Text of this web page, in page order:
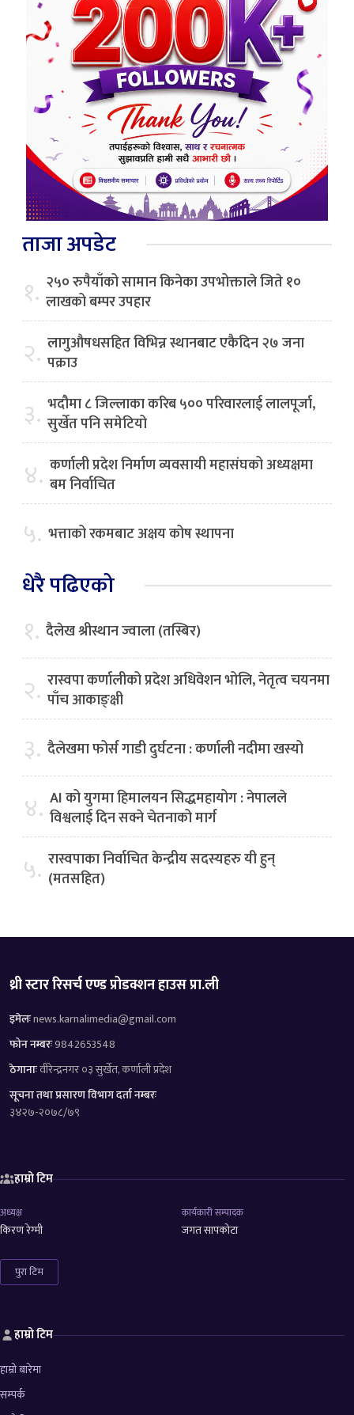
ताजा अपडेट
१. २५० रुपैयाँको सामान किनेका उपभोक्ताले जिते १०
लाखको बम्पर उपहार
२. लागुऔषधसहित विभिन्न स्थानबाट एकैदिन २७ जना
पक्राउ
३. भदौमा ८ जिल्लाका करिब ५०० परिवारलाई लालपूर्जा,
सुर्खेत पनि समेटियो
४. कर्णाली प्रदेश निर्माण व्यवसायी महासंघको अध्यक्षमा
बम निर्वाचित
५. भत्ताको रकमबाट अक्षय कोष स्थापना
धेरै पढिएको
१. दैलेख श्रीस्थान ज्वाला (तस्बिर)
२. रास्वपा कर्णालीको प्रदेश अधिवेशन भोलि, नेतृत्व चयनमा
पाँच आकाङ्क्षी
३. दैलेखमा फोर्स गाडी दुर्घटना : कर्णाली नदीमा खस्यो
४. AI को युगमा हिमालयन सिद्धमहायोग : नेपालले
विश्वलाई दिन सक्ने चेतनाको मार्ग
५. रास्वपाका निर्वाचित केन्द्रीय सदस्यहरु यी हुन्
(मतसहित)
थ्री स्टार रिसर्च एण्ड प्रोडक्शन हाउस प्रा.ली
इमेलःnews.karnalimedia@gmail.com
फोन नम्बरः9842653548
ठेगानाःवीरेन्द्रनगर ०३ सुर्खेत, कर्णाली प्रदेश
सूचना तथा प्रसारण विभाग दर्ता नम्बरः
३४२७-२०७८/७९
हाम्रो टिम
अध्यक्ष
किरण रेग्मी
कार्यकारी सम्पादक
जगत सापकोटा
पुरा टिम
हाम्रो टिम
हाम्रो बारेमा
सम्पर्क